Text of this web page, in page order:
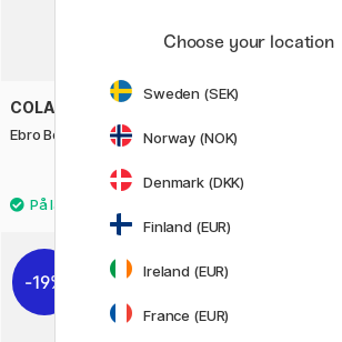
COLART
Ebro Bordstaffeli
525 KR
19%
Choose your location
Sweden (SEK)
Norway (NOK)
Denmark (DKK)
Finland (EUR)
Ireland (EUR)
France (EUR)